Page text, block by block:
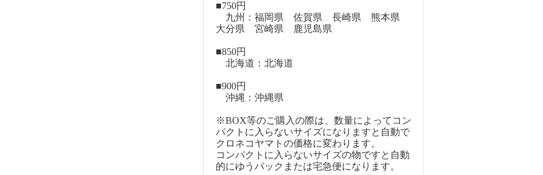
■750円
九州：福岡県 佐賀県 長崎県 熊本県
大分県 宮崎県 鹿児島県
■850円
北海道：北海道
■900円
沖縄：沖縄県
※BOX等のご購入の際は、数量によってコン
パクトに入らないサイズになりますと自動で
クロネコヤマトの価格に変わります。
コンパクトに入らないサイズの物ですと自動
的にゆうパックまたは宅急便になります。